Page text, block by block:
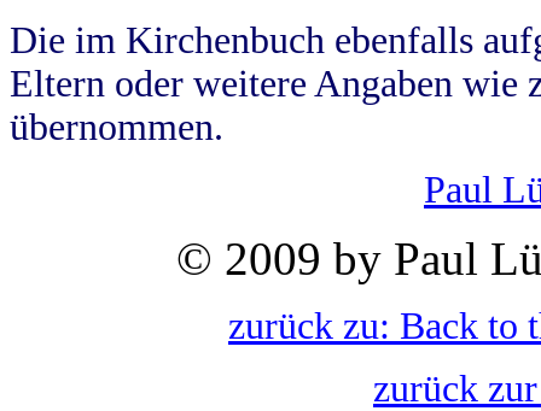
Die im Kirchenbuch ebenfalls
Eltern oder weitere Angaben wie
übernommen.
Paul
© 2009 by Paul
zurück zu: Back to
zurück